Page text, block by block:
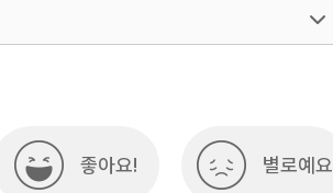
좋아요! 별로예요